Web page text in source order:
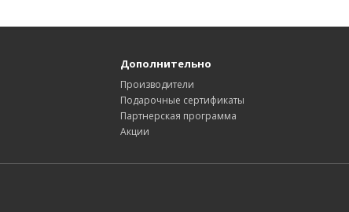
Дополнительно
Производители
Подарочные сертификаты
Партнерская программа
Акции